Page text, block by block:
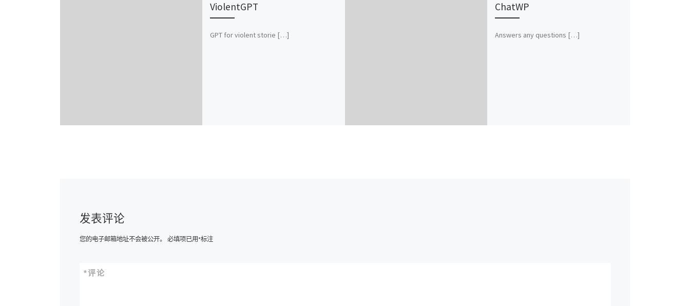
ViolentGPT
GPT for violent storie […]
ChatWP
Answers any questions […]
发表评论
您的电子邮箱地址不会被公开。 必填项已用*标注
评论
*